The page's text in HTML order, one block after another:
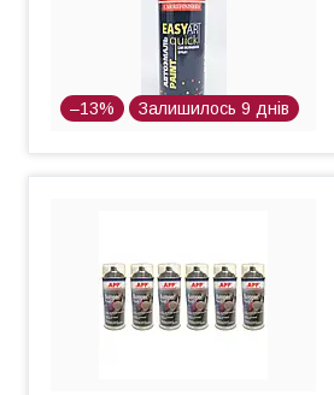
–13% Залишилось 9 днів